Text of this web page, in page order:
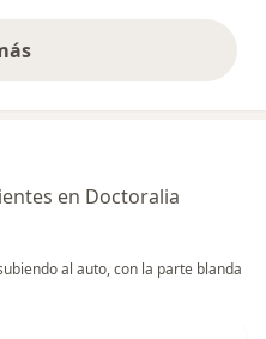
anteriores
en Doctoralia
al auto, con la parte blanda